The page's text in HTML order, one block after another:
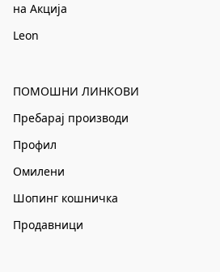
на Акција
Leon
ПОМОШНИ ЛИНКОВИ
Пребарај производи
Профил
Омилени
Шопинг кошничка
Продавници